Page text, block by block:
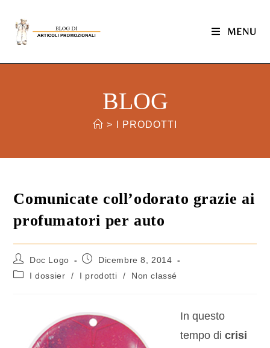
MENU
BLOG
> I PRODOTTI
Comunicate coll’odorato grazie ai
profumatori per auto
Doc Logo
Dicembre 8, 2014
I dossier
/ I prodotti / Non classé
In questo
tempo dicrisi